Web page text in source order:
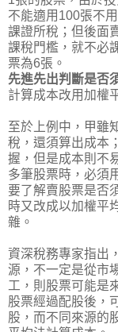
不能適用100張不
課證所稅；但後面
課稅門檻，就不必
票為6張。
先進先出判斷是否
計算成本改用加權
至於上例中，甲雖
稅，還須算出成本
握，但是成本則不
多筆股票時，必須
要了解賣股票是否
時又改成以加權平
雜。
資深稅務專家指出
源，不一定是從市
工，則股票可能是
股票經過配股後，
股，而不同來源的